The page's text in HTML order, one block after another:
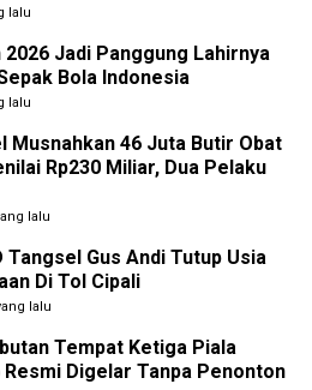
lalu
Jadi Panggung Lahirnya
Bola Indonesia
lalu
Musnahkan 46 Juta Butir Obat
Rp230 Miliar, Dua Pelaku
lalu
Tangsel Gus Andi Tutup Usia
Di Tol Cipali
lalu
Tempat Ketiga Piala
Digelar Tanpa Penonton